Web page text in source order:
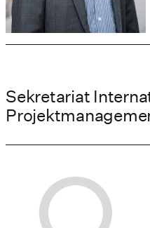
Sekretariat